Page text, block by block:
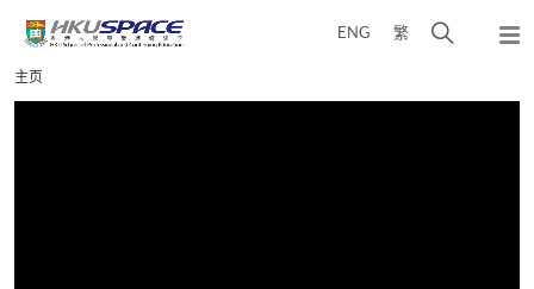
content
ENG 繁
弹
Main
content
主页